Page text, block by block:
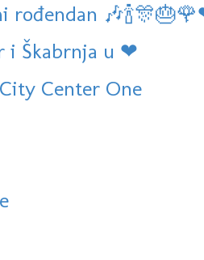
rođendan
i Škabrnja u ❤
Center One